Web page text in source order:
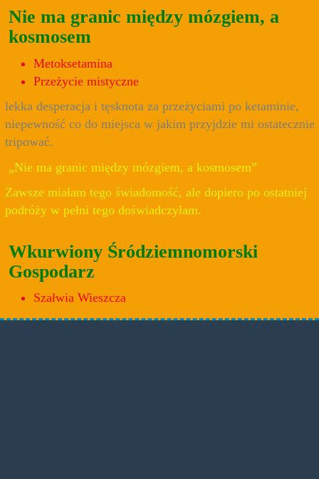
Nie ma granic między mózgiem, a
kosmosem
Metoksetamina
Przeżycie mistyczne
lekka desperacja i tęsknota za przeżyciami po ketaminie,
niepewność co do miejsca w jakim przyjdzie mi ostatecznie
tripować.
„Nie ma granic między mózgiem, a kosmosem”
Zawsze miałam tego świadomość, ale dopiero po ostatniej
podróży w pełni tego doświadczyłam.
Wkurwiony Śródziemnomorski
Gospodarz
Szałwia Wieszcza